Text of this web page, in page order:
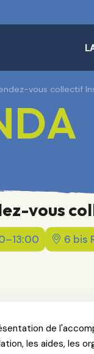
vous collectif
vous
6 bis
de
les aides, les